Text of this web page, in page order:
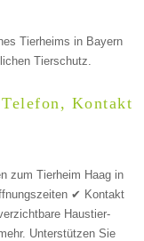
Tierheims in Bayern
Tierschutz.
Kontakt
zum Tierheim Haag in
✔ Kontakt
Haustier-
Unterstützen Sie